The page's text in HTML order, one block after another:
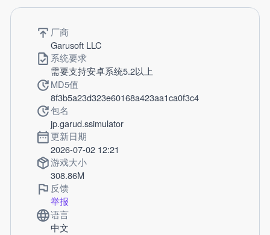
厂商
Garusoft LLC
系统要求
需要支持安卓系统5.2以上
MD5值
8f3b5a23d323e60168a423aa1ca0f3c4
包名
jp.garud.ssimulator
更新日期
2026-07-02 12:21
游戏大小
308.86M
反馈
举报
语言
中文